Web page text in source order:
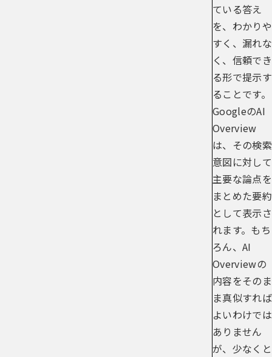
ている答え
を、わかりや
すく、漏れな
く、信頼でき
る形で提示す
ることです。
GoogleのAI
Overview
は、その検索
意図に対して
主要な論点を
まとめた要約
として表示さ
れます。もち
ろん、AI
Overviewの
内容をそのま
ま真似すれば
よいわけでは
ありません
が、少なくと